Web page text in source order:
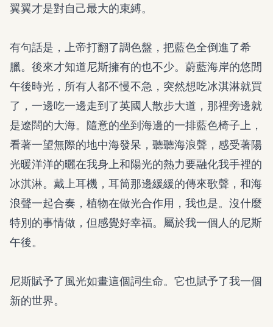
翼翼才是對自己最大的束縛。
有句話是，上帝打翻了調色盤，把藍色全倒進了希
臘。後來才知道尼斯擁有的也不少。蔚藍海岸的悠閒
午後時光，所有人都不慢不急，突然想吃冰淇淋就買
了，一邊吃一邊走到了英國人散步大道，那裡旁邊就
是遼闊的大海。隨意的坐到海邊的一排藍色椅子上，
看著一望無際的地中海發呆，聽聽海浪聲，感受著陽
光暖洋洋的曬在我身上和陽光的熱力要融化我手裡的
冰淇淋。戴上耳機，耳筒那邊緩緩的傳來歌聲，和海
浪聲一起合奏，植物在做光合作用，我也是。沒什麼
特別的事情做，但感覺好幸福。屬於我一個人的尼斯
午後。
尼斯賦予了風光如畫這個詞生命。它也賦予了我一個
新的世界。